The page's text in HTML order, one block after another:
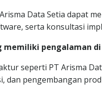
Data Setia dapat
serta konsultasi
memiliki pengalaman
seperti PT Arisma
dan pengembangan